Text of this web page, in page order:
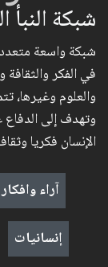
شبكة النبأ
شبكة واسعة
في الفكر والثقافة
والعلوم وغيرها،
وتهدف إلى الدفاع
الإنسان فكريا
آراء وافكار
إنسانيات